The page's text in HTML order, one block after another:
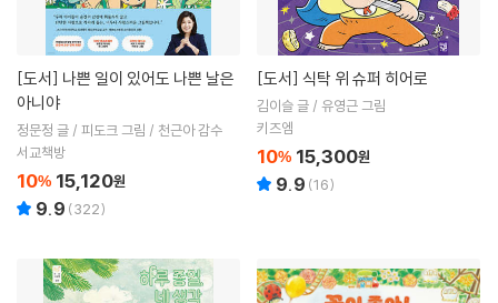
[도서]
아니야
정문정 글 / 피도크 그림 / 천근아 감수
서교책방
10% 15,120원
9.9 (322)
[도서] 식탁 위 슈퍼 히어로
김이슬 글 / 유영근 그림
키즈엠
10% 15,300원
9.9 (16)